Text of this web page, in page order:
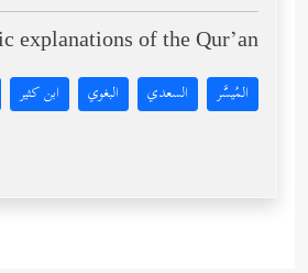
explanations of the Qur’an:
المُيسَّر السعدي البغوي ابن كثير